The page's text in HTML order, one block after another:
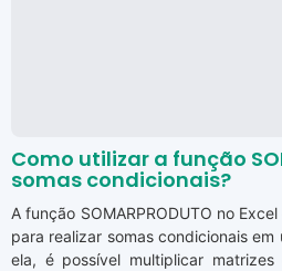
Como utilizar a função
somas condicionais?
A função SOMARPRODUTO no
para realizar somas condicionais
ela, é possível multiplicar